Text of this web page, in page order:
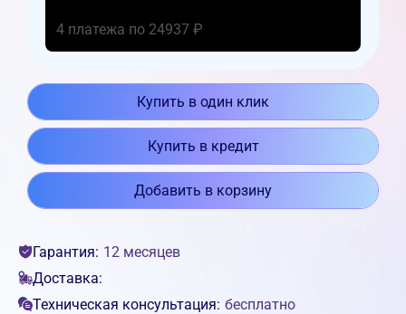
4 платежа по 24937 ₽
Купить в один клик
Купить в кредит
Добавить в корзину
Гарантия: 12 месяцев
Доставка:
Техническая консультация: бесплатно